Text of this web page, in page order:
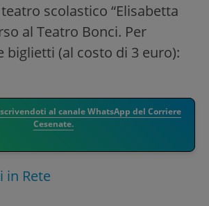
scolastico “Elisabetta
al Teatro Bonci. Per
biglietti (al costo di 3 euro):
al canale WhatsApp del Corriere
Cesenate.